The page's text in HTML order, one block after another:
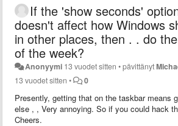
If the 'show seconds'
doesn't affect how Windows
in other places, then . . do
of the week?
Anonyymi 13 vuodet sitten •pävittänyt
13 vuodet sitten • 0
Presently, getting that on the taskbar means
else , , Very annoying. So if you could hack
Cheers.